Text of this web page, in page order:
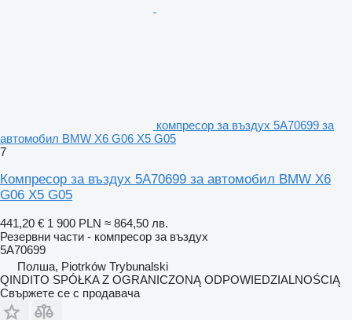
компресор за въздух 5A70699 за
автомобил BMW X6 G06 X5 G05
7
Компресор за въздух 5A70699 за автомобил BMW X6
G06 X5 G05
441,20 € 1 900 PLN ≈ 864,50 лв.
Резервни части - компресор за въздух
5A70699
Полша, Piotrków Trybunalski
QINDITO SPÓŁKA Z OGRANICZONĄ ODPOWIEDZIALNOŚCIĄ
Свържете се с продавача